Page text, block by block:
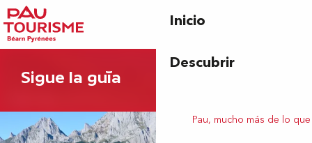
Aller
au
contenu
Inicio
Descubrir
Pau, mucho más de lo
Sigue la guía